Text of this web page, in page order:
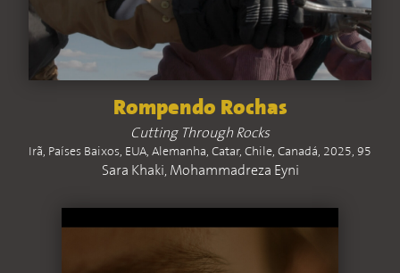
Rompendo Rochas
Cutting Through Rocks
Irã, Países Baixos, EUA, Alemanha, Catar, Chile, Canadá, 2025, 95
Sara Khaki, Mohammadreza Eyni